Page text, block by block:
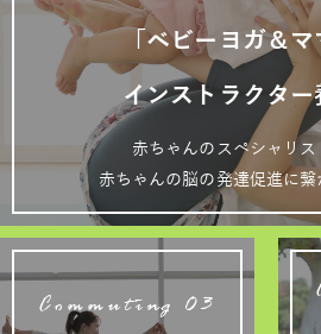
「ベビーヨガ＆
インストラクター
赤ちゃんのスペシャリス
赤ちゃんの脳の発達促進に
Commuting 03